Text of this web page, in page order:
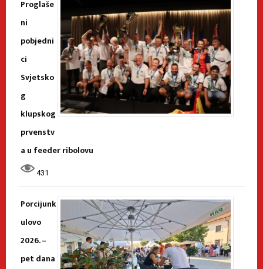
Proglaše
ni
pobjedni
ci
Svjetsko
g
klupskog
prvenstv
a u feeder ribolovu
431
Porcijunk
ulovo
2026. –
pet dana